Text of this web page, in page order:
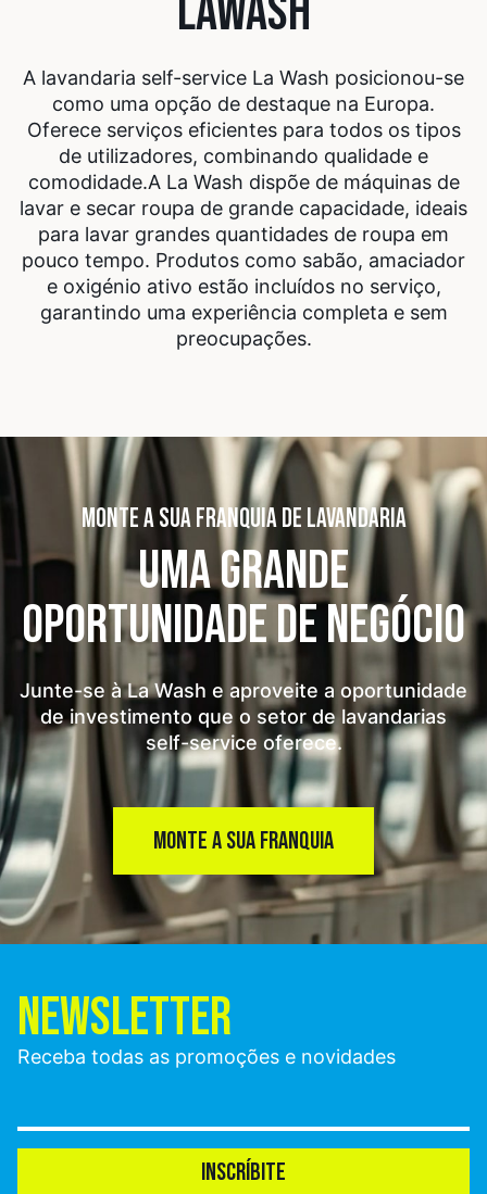
LAWASH
A lavandaria self-service La Wash posicionou-se
como uma opção de destaque na Europa.
Oferece serviços eficientes para todos os tipos
de utilizadores, combinando qualidade e
comodidade.A La Wash dispõe de máquinas de
lavar e secar roupa de grande capacidade, ideais
para lavar grandes quantidades de roupa em
pouco tempo. Produtos como sabão, amaciador
e oxigénio ativo estão incluídos no serviço,
garantindo uma experiência completa e sem
preocupações.
MONTE A SUA FRANQUIA DE LAVANDARIA
UMA GRANDE
OPORTUNIDADE DE NEGÓCIO
Junte-se à La Wash e aproveite a oportunidade
de investimento que o setor de lavandarias
self-service oferece.
MONTE A SUA FRANQUIA
NEWSLETTER
Receba todas as promoções e novidades
INSCRÍBITE